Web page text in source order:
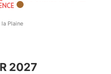
Plaine
2027